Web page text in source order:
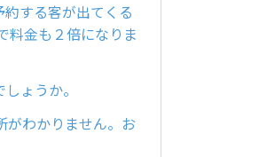
する客が出てくる
料金も２倍になりま
ょうか。
がわかりません。お